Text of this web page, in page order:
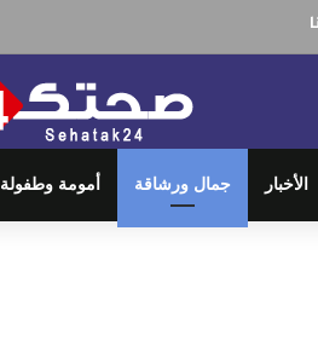
الأخبار جمال ورشاقة أمومة وطفولة